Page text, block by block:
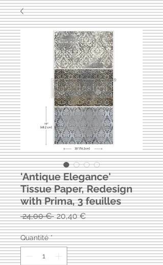
'Antique Elegance'
Tissue Paper, Redesign
with Prima, 3 feuilles
24,00 € Prix
original
20,40 €Prix
promotionnel
Quantité *